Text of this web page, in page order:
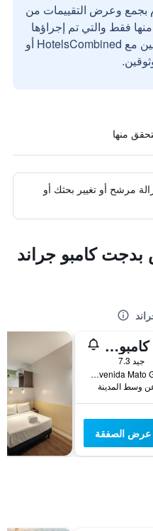
بجمع وعرض التقييمات من
فقط والتي تم إجراؤها
بواسطة مستخدمين حقيقيين مع HotelsCombined أو
مرشح أو تغيير بحثك أو
بدجت كامبو جراند
نوفوتيل كامبو جراند
جيد 7.3
Avenida Mato Grosso 5555, كامبو غراندي, البرازيل
عرض الصفقة